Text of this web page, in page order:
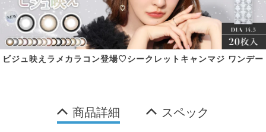
ビジュ映えラメカラコン登場♡シークレットキャンマジ ワンデー
商品詳細 スペック